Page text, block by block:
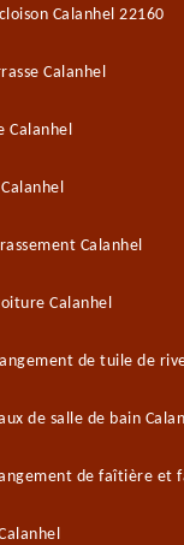
Calanhel 22160
Calanhel
Calanhel
Calanhel
Calanhel
de tuile de
de salle de bain
de faîtière et